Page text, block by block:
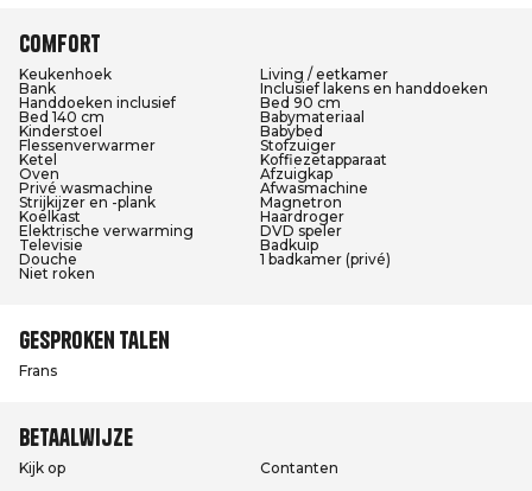
Comfort
Keukenhoek
Living / eetkamer
Bank
Inclusief lakens en handdoeken
Handdoeken inclusief
Bed 90 cm
Bed 140 cm
Babymateriaal
Kinderstoel
Babybed
Flessenverwarmer
Stofzuiger
Ketel
Koffiezetapparaat
Oven
Afzuigkap
Privé wasmachine
Afwasmachine
Strijkijzer en -plank
Magnetron
Koelkast
Haardroger
Elektrische verwarming
DVD speler
Televisie
Badkuip
Douche
1 badkamer (privé)
Niet roken
Gesproken talen
Frans
Betaalwijze
Kijk op Contanten